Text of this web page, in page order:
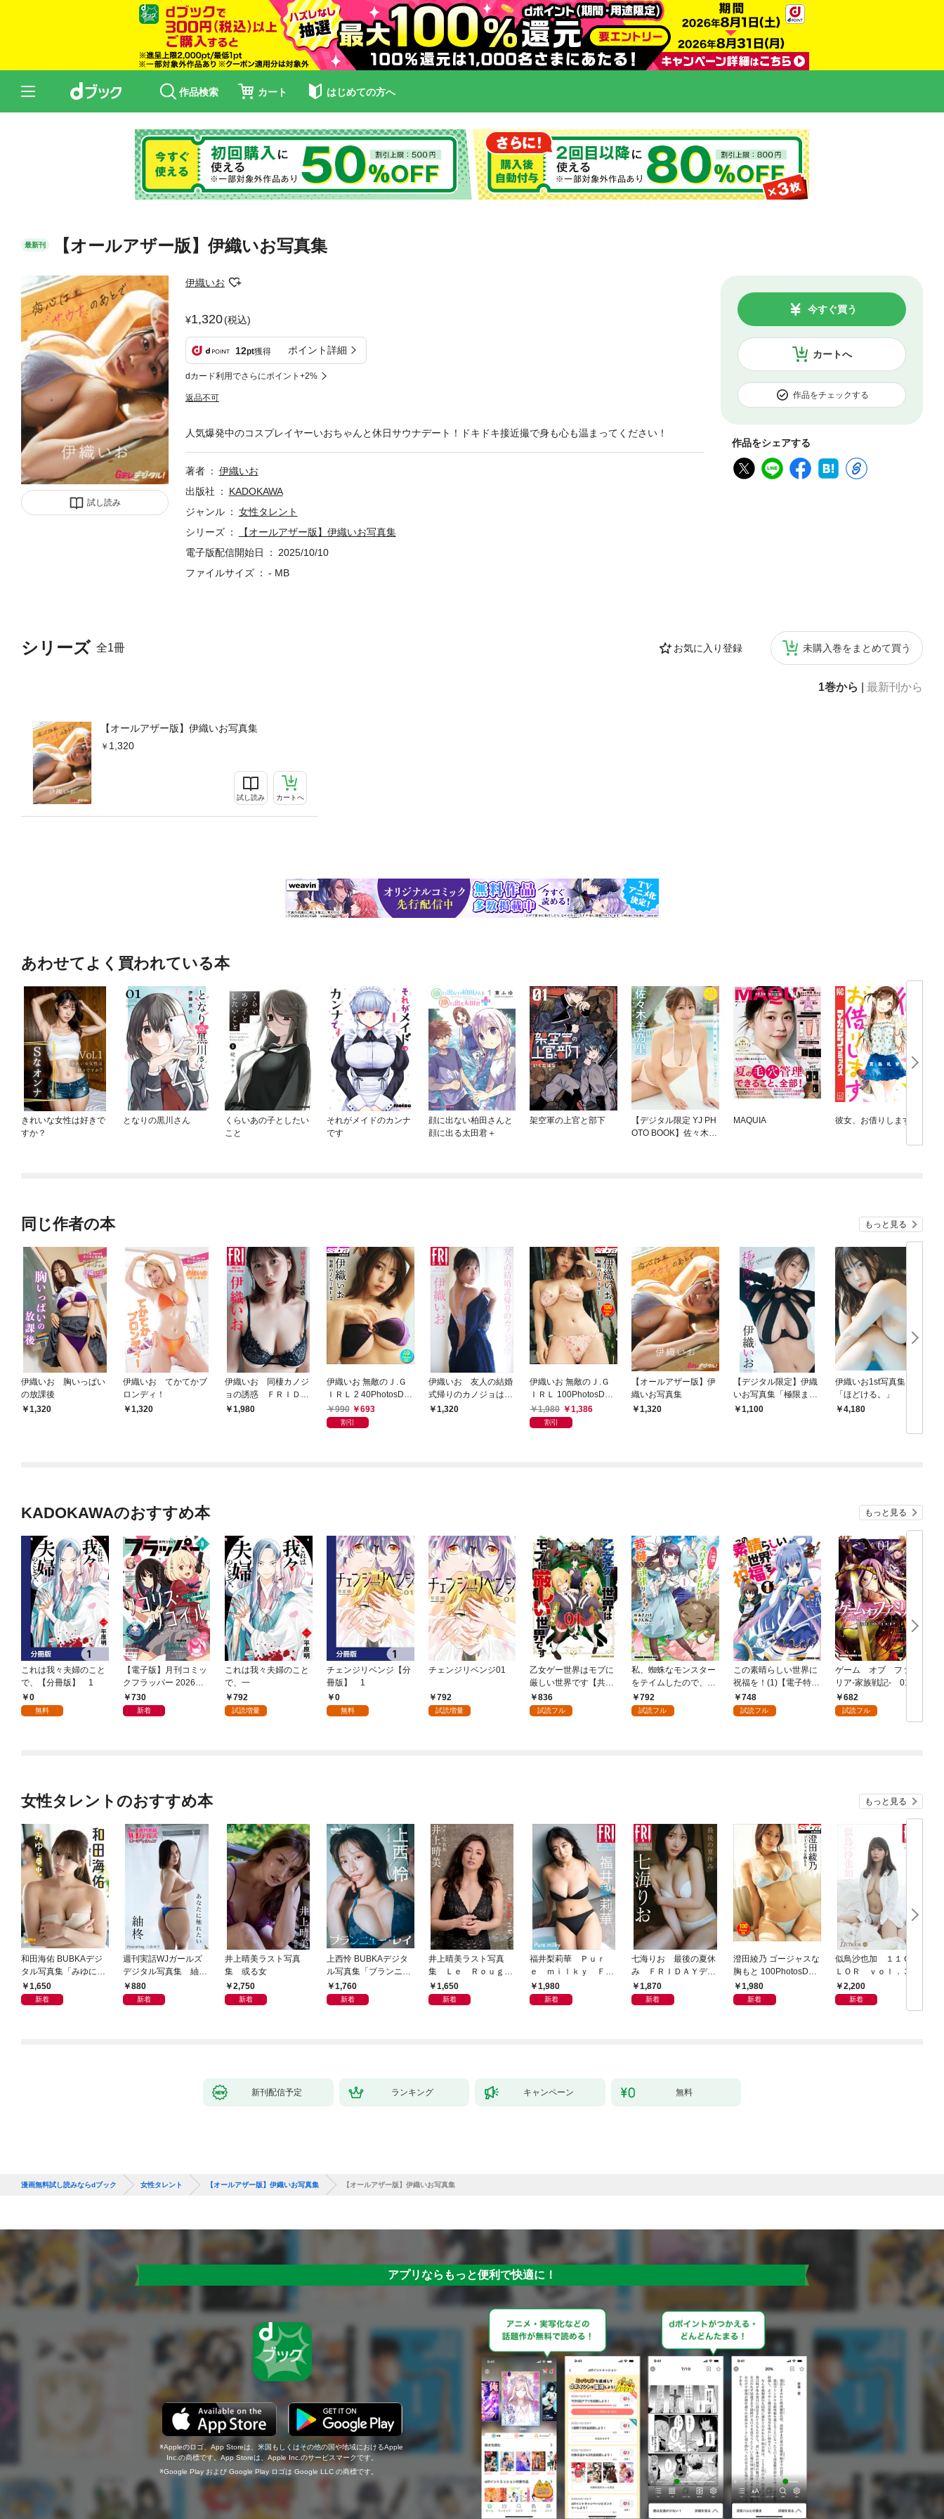
作品検索 カート はじめての方へ
最新刊 【オールアザー版】伊織いお写真集
試し読み
伊織いお
1,320(税込)
12pt獲得 ポイント詳細
dカード利用でさらにポイント+2%
返品不可
カートへ
今すぐ買う
作品をチェックする
作品をシェアする
シリーズ 全1冊 お気に入り登録 未購入巻をまとめて買う
1巻から 最新刊から
【オールアザー版】伊織いお写真集
1,320
試し読み カートへ
人気爆発中のコスプレイヤーいおちゃんと休日サウナデート！ドキドキ接近撮で身も心も温まってください！
著者
伊織いお
出版社
KADOKAWA
ジャンル
女性タレント
シリーズ
【オールアザー版】伊織いお写真集
電子版配信開始日
2025/10/10
ファイルサイズ
- MB
あわせてよく買われている本
きれいな女性は好きで
すか？
となりの黒川さん
くらいあの子としたい
こと
それがメイドのカンナ
です
顔に出ない柏田さんと
顔に出る太田君＋
架空軍の上官と部下
【デジタル限定 YJ PH
OTO BOOK】佐々木美
MAQUIA 彼女、お借りします
同じ作者の本 もっと見る
伊織いお 胸いっぱい
の放課後
1,320
伊織いお てかてかブ
ロンディ！
1,320
伊織いお 同棲カノジ
ョの誘惑 ＦＲＩＤＡ
Ｙデジタル写真集
1,980
伊織いお 無敵のＪ.Ｇ
ＩＲＬ 2 40PhotosDX
[sabra net e-Book]
990 693
割引
伊織いお 友人の結婚
式帰りのカノジョは
ＦＲＩＤＡＹデジタル
1,320
伊織いお 無敵のＪ.Ｇ
ＩＲＬ 100PhotosDX[s
abra net e-Book]
1,980 1,386
割引
【オールアザー版】伊
織いお写真集
1,320
【デジタル限定】伊織
いお写真集「極限ま
で」1,100
伊織いお1st写真集
「ほどける。」
4,180
KADOKAWAのおすすめ本 もっと見る
これは我々夫婦のこと
で、【分冊版】 1
0
無料
【電子版】月刊コミッ
クフラッパー 2026年9
月号730
新着
これは我々夫婦のこと
で、一
792
試読増量
チェンジリベンジ【分
冊版】 1
0
無料
チェンジリベンジ01
792
試読増量
乙女ゲー世界はモブに
厳しい世界です【共和
国編】 ０１
836
試読フル
私、蜘蛛なモンスター
をテイムしたので、ス
パイダーシルクで裁縫
を頑張ります！ 1
792
試読フル
この素晴らしい世界に
祝福を！(1)【電子特別
版】748
試読フル
ゲーム オブ ファミ
リア-家族戦記- 01
682
試読フル
女性タレントのおすすめ本 もっと見る
和田海佑 BUBKAデジ
タル写真集「みゆに夢
中。」
1,650
新着
週刊実話WJガールズ
デジタル写真集 紬柊
「あなたに触れたい」
featuring 三島ゆう
880
新着
井上晴美ラスト写真
集 或る女
2,750
新着
上西怜 BUBKAデジタ
ル写真集「ブランニュ
ー・レイ」
1,760
新着
井上晴美ラスト写真
集 Ｌｅ Ｒｏｕｇ
ｅ ｅｔ ｌｅ Ｎｏ
ｉｒ
1,650
新着
福井梨莉華 Ｐｕｒ
ｅ ｍｉｌｋｙ ＦＲ
ＩＤＡＹデジタル写真
集
1,980
新着
七海りお 最後の夏休
み ＦＲＩＤＡＹデジ
タル写真集
1,870
新着
澄田綾乃 ゴージャスな
胸もと 100PhotosDX[s
abra net e-Book]
1,980
新着
似鳥沙也加 １１ＣＯ
ＬＯＲ ｖｏｌ．３
ＦＲＩＤＡＹデジタル
写真集
2,200
新着
新刊配信予定 ランキング キャンペーン 無料
漫画無料試し読みならdブック 女性タレント 【オールアザー版】伊織いお写真集 【オールアザー版】伊織いお写真集
アプリならもっと便利で快適に！
Appleのロゴ、App Storeは、米国もしくはその他の国や地域におけるApple
Inc.の商標です。App Storeは、Apple Inc.のサービスマークです。
Google Play および Google Play ロゴは Google LLC の商標です。